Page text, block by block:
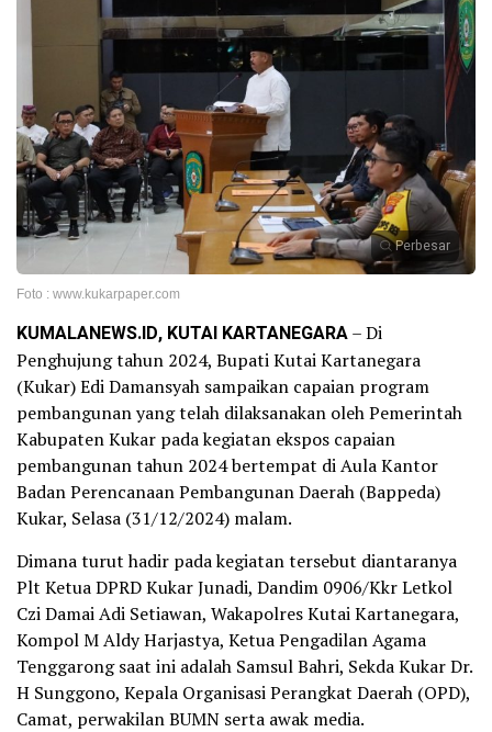
Perbesar
Foto : www.kukarpaper.com
KUMALANEWS.ID, KUTAI KARTANEGARA– Di
Penghujung tahun 2024, Bupati Kutai Kartanegara
(Kukar) Edi Damansyah sampaikan capaian program
pembangunan yang telah dilaksanakan oleh Pemerintah
Kabupaten Kukar pada kegiatan ekspos capaian
pembangunan tahun 2024 bertempat di Aula Kantor
Badan Perencanaan Pembangunan Daerah (Bappeda)
Kukar, Selasa (31/12/2024) malam.
Dimana turut hadir pada kegiatan tersebut diantaranya
Plt Ketua DPRD Kukar Junadi, Dandim 0906/Kkr Letkol
Czi Damai Adi Setiawan, Wakapolres Kutai Kartanegara,
Kompol M Aldy Harjastya, Ketua Pengadilan Agama
Tenggarong saat ini adalah Samsul Bahri, Sekda Kukar Dr.
H Sunggono, Kepala Organisasi Perangkat Daerah (OPD),
Camat, perwakilan BUMN serta awak media.